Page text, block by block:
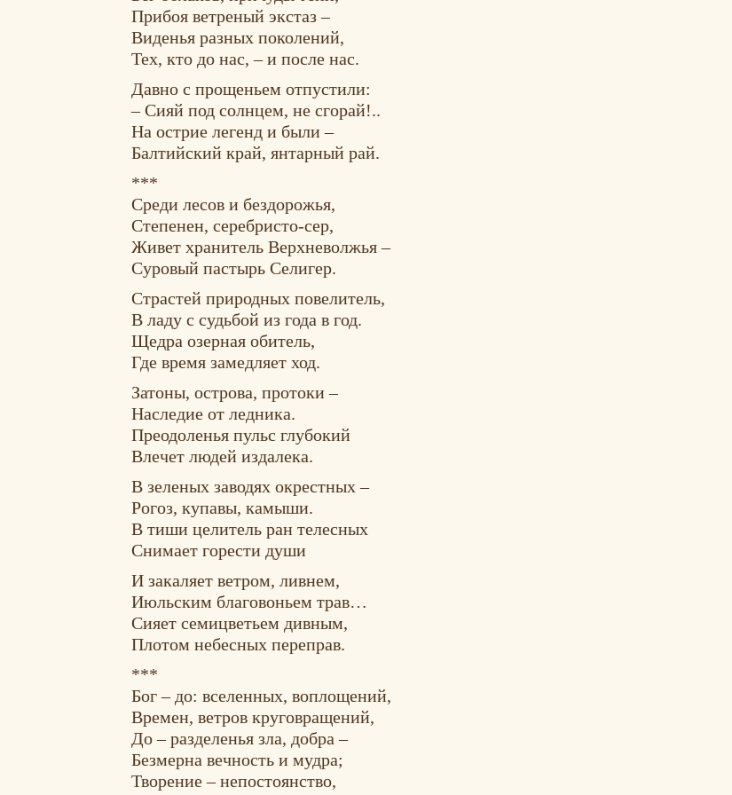
Прибоя ветреный экстаз –
Виденья разных поколений,
Тех, кто до нас, – и после нас.
Давно с прощеньем отпустили:
– Сияй под солнцем, не сгорай!..
На острие легенд и были –
Балтийский край, янтарный рай.
***
Среди лесов и бездорожья,
Степенен, серебристо-сер,
Живет хранитель Верхневолжья –
Суровый пастырь Селигер.
Страстей природных повелитель,
В ладу с судьбой из года в год.
Щедра озерная обитель,
Где время замедляет ход.
Затоны, острова, протоки –
Наследие от ледника.
Преодоленья пульс глубокий
Влечет людей издалека.
В зеленых заводях окрестных –
Рогоз, купавы, камыши.
В тиши целитель ран телесных
Снимает горести души
И закаляет ветром, ливнем,
Июльским благовоньем трав…
Сияет семицветьем дивным,
Плотом небесных переправ.
***
Бог – до: вселенных, воплощений,
Времен, ветров круговращений,
До – разделенья зла, добра –
Безмерна вечность и мудра;
Творение – непостоянство,